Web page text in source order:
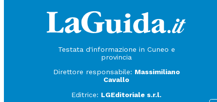
Testata d'informazione in Cuneo e
provincia
Direttore responsabile: Massimiliano
Cavallo
Editrice: LGEditoriale s.r.l.